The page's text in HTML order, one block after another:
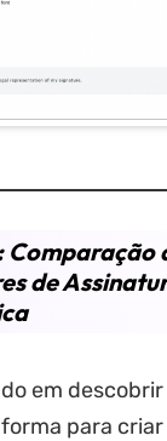
Comparação
de
em descobrir
para